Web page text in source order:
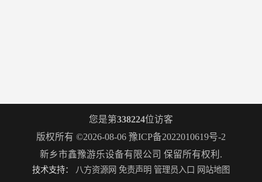
您是第338224位访客
版权所有 ©2026-08-06 豫ICP备2022010619号-2
新乡市鑫豫游乐设备有限公司 保留所有权利.
技术支持： 八方资源网 免责声明 管理员入口 网站地图